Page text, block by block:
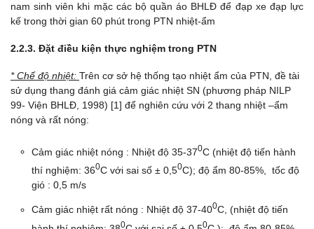
nam sinh viên khi mặc các bộ quần áo BHLĐ để đạp xe đạp lực
kế trong thời gian 60 phút trong PTN nhiệt-ẩm
2.2.3. Đặt điều kiện thực nghiệm trong PTN
* Chế độ nhiệt: Trên cơ sở hệ thống tạo nhiệt ẩm của PTN, đề tài
sử dụng thang đánh giá cảm giác nhiệt SN (phương pháp NILP
99- Viện BHLĐ, 1998) [1] để nghiên cứu với 2 thang nhiệt –ẩm
nóng và rất nóng:
Cảm giác nhiệt nóng : Nhiệt độ 35-370C (nhiệt độ tiến hành
thí nghiệm: 360C với sai số ± 0,50C); độ ẩm 80-85%, tốc độ
gió : 0,5 m/s
Cảm giác nhiệt rất nóng : Nhiệt độ 37-400C, (nhiệt độ tiến
0 0